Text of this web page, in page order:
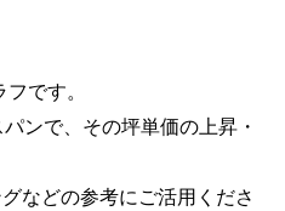
です。
ンで、その坪単価の上昇・
などの参考にご活用くださ